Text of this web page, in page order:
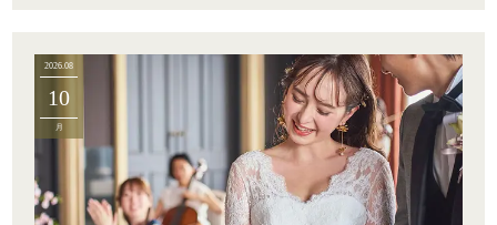
2026.08
10
月